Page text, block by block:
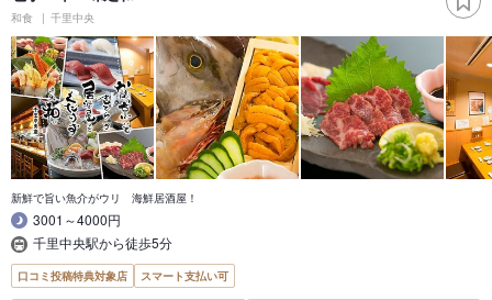
和食 千里中央
新鮮で旨い魚介がウリ 海鮮居酒屋！
3001～4000円
千里中央駅から徒歩5分
口コミ投稿特典対象店 スマート支払い可